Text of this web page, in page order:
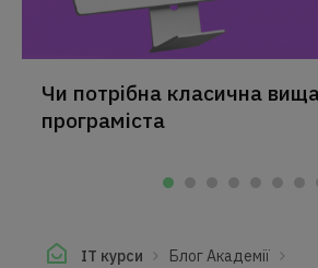
Чи потрібна класична
програміста
IT курси
Блог Академії